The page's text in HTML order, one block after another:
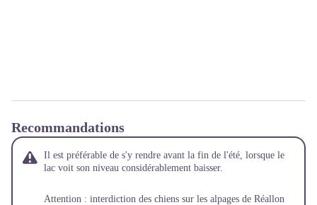
Recommandations
Il est préférable de s'y rendre avant la fin de l'été, lorsque le
lac voit son niveau considérablement baisser.
Attention : interdiction des chiens sur les alpages de Réallon